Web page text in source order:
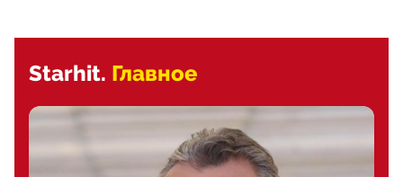
Starhit. Главное